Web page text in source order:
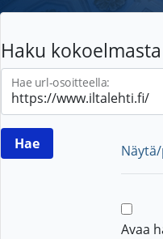
Haku kokoelmasta
Hae url-osoitteella:
Avaa